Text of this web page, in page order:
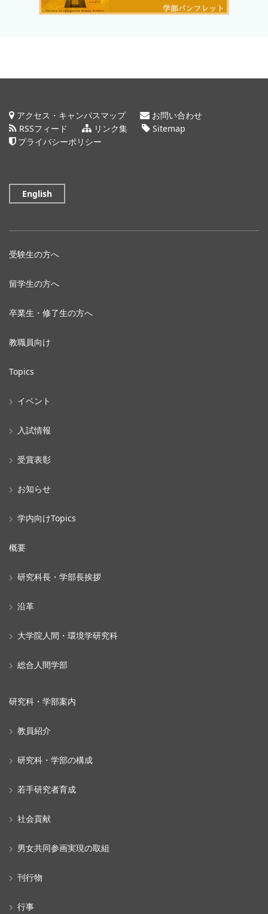
アクセス・キャンパスマップ
お問い合わせ
RSSフィード
リンク集
Sitemap
プライバシーポリシー
English
受験生の方へ
留学生の方へ
卒業生・修了生の方へ
教職員向け
Topics
イベント
入試情報
受賞表彰
お知らせ
学内向けTopics
概要
研究科長・学部長挨拶
沿革
大学院人間・環境学研究科
総合人間学部
研究科・学部案内
教員紹介
研究科・学部の構成
若手研究者育成
社会貢献
男女共同参画実現の取組
刊行物
行事